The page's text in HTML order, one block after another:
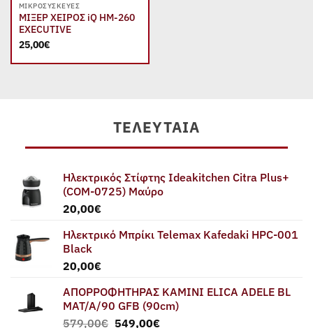
ΜΙΚΡΟΣΥΣΚΕΥΈΣ
ΜΙΞΕΡ ΧΕΙΡΟΣ iQ HM-260
EXECUTIVE
25,00€
ΤΕΛΕΥΤΑΊΑ
Ηλεκτρικός Στίφτης Ideakitchen Citra Plus+
(COM-0725) Μαύρο
20,00€
Ηλεκτρικό Μπρίκι Telemax Kafedaki HPC-001
Black
20,00€
ΑΠΟΡΡΟΦΗΤΗΡΑΣ ΚΑΜΙΝΙ ELICA ADELE BL
MAT/A/90 GFB (90cm)
579,00€ Original
549,00€Η